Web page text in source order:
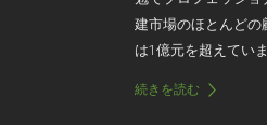
建市場のほとんどの
は1億元を超えてい
解散しました。
続きを読む